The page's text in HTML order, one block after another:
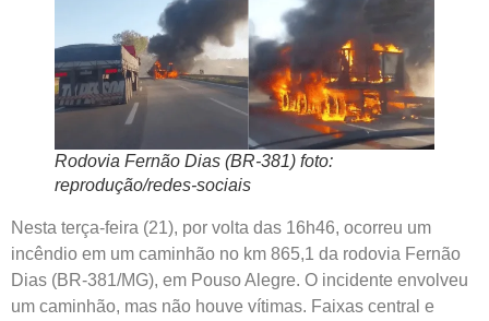
Rodovia Fernão Dias (BR-381) foto:
reprodução/redes-sociais
Nesta terça-feira (21), por volta das 16h46, ocorreu um
incêndio em um caminhão no km 865,1 da rodovia Fernão
Dias (BR-381/MG), em Pouso Alegre. O incidente envolveu
um caminhão, mas não houve vítimas. Faixas central e